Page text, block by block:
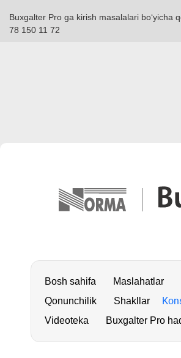
Buxgalter Pro ga kirish masalalari boʻyicha
78 150 11 72
Bosh sahifa Maslahatlar
Qonunchilik
Shakllar
Videoteka Buxgalter Pro